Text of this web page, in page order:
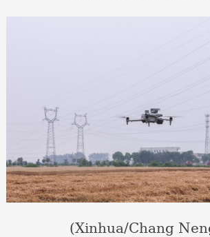
(Xinhua/Chang